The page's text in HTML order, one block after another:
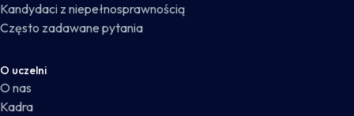
Kandydaci z niepełnosprawnością
Często zadawane pytania
O uczelni
O nas
Kadra